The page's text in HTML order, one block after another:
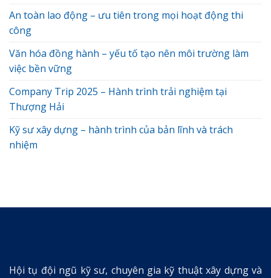
An toàn lao động – ưu tiên trong mọi hoạt động thi
công
Văn hóa đồng hành – yếu tố tạo nên môi trường làm
việc bền vững
Company Trip 2025 – Hành trình trải nghiệm tại
Thượng Hải
Kỹ sư xây dựng – hành trình của bản lĩnh và trách
nhiệm
Hội tụ đội ngũ kỹ sư, chuyên gia kỹ thuật xây dựng và